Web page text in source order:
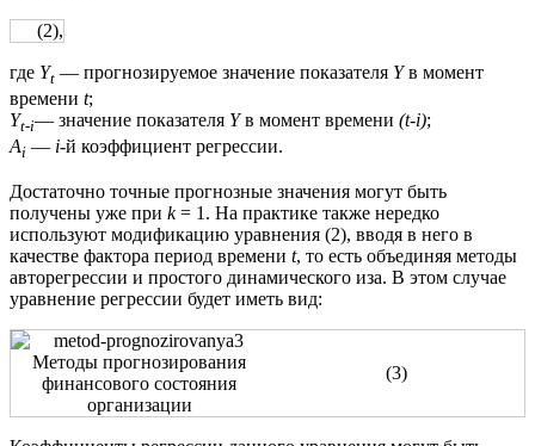
(2),
где Yt — прогнозируемое значение показателя Yв момент
времени t;
Yt-i— значение показателя Yв момент времени (t-i);
Ai — i-й коэффициент регрессии.
Достаточно точные прогнозные значения могут быть
получены уже при k= 1. На практике также нередко
используют модификацию уравнения (2), вводя в него в
качестве фактора период времени t, то есть объединяя методы
авторегрессии и простого динамического иза. В этом случае
уравнение регрессии будет иметь вид:
(3)